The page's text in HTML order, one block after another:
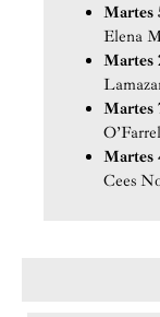
Martes
Elena
Martes
Martes
Martes
Cees